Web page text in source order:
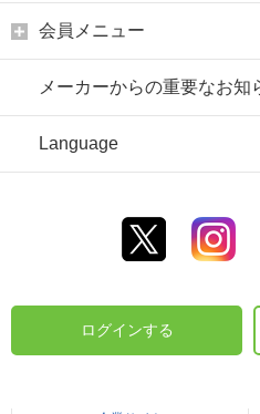
会員メニュー
メーカーからの重要なお知
Language
ログインする